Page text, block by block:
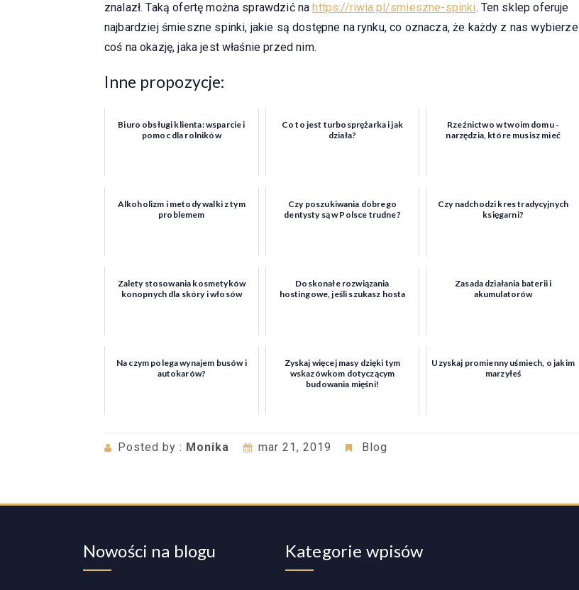
znalazł. Taką ofertę można sprawdzić na https://riwia.pl/smieszne-spinki. Ten sklep oferuje
najbardziej śmieszne spinki, jakie są dostępne na rynku, co oznacza, że każdy z nas wybierze
coś na okazję, jaka jest właśnie przed nim.
Inne propozycje:
Biuro obsługi klienta: wsparcie i
pomoc dla rolników
Co to jest turbosprężarka i jak
działa?
Rzeźnictwo w twoim domu -
narzędzia, które musisz mieć
Alkoholizm i metody walki z tym
problemem
Czy poszukiwania dobrego
dentysty są w Polsce trudne?
Czy nadchodzi kres tradycyjnych
księgarni?
Zalety stosowania kosmetyków
konopnych dla skóry i włosów
Doskonałe rozwiązania
hostingowe, jeśli szukasz hosta
Zasada działania baterii i
akumulatorów
Na czym polega wynajem busów i
autokarów?
Zyskaj więcej masy dzięki tym
wskazówkom dotyczącym
budowania mięśni!
Uzyskaj promienny uśmiech, o jakim
marzyłeś
Posted by : Monika mar 21, 2019 Blog
Nowości na blogu Kategorie wpisów